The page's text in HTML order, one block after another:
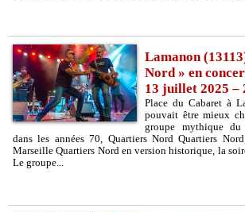
Lamanon
Nord » en
13 juillet 2025 –
Place du Cabaret à
pouvait être mieux
groupe mythique
dans les années 70, Quartiers Nord Quartiers
Marseille Quartiers Nord en version historique, la
Le groupe...